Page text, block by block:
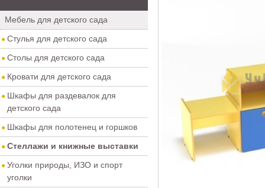
Мебель для детского сада
Стулья для детского сада
Столы для детского сада
Кровати для детского сада
Шкафы для раздевалок для
детского сада
Шкафы для полотенец и горшков
Стеллажи и книжные выставки
Уголки природы, ИЗО и спорт
уголки